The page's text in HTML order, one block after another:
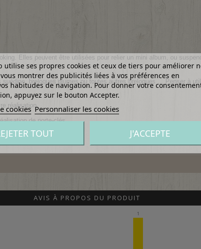
Elles peuvent être utilisées pour relier un mini album, ou
breloques plumes ou toutes autres breloques ... Penser à
réalisation.
deporte-clés
AVIS À PROPOS DU PRODUIT
1
utilise ses propres cookies et ceux de tiers pour améliorer
montrer des publicités liées à vos préférences en
habitudes de navigation. Pour donner votre
appuyez sur le bouton Accepter.
cookies Personnaliser les cookies
TOUT J'ACCEPTE